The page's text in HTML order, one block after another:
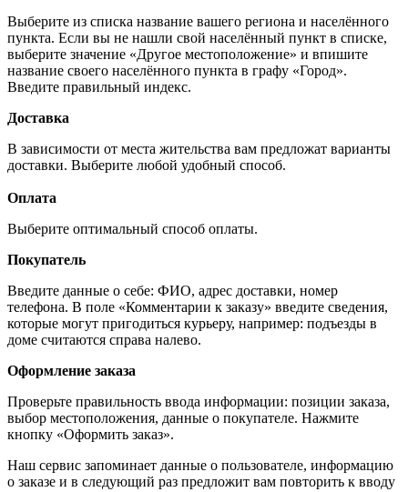
Выберите из списка название вашего региона и населённого
пункта. Если вы не нашли свой населённый пункт в списке,
выберите значение «Другое местоположение» и впишите
название своего населённого пункта в графу «Город».
Введите правильный индекс.
Доставка
В зависимости от места жительства вам предложат варианты
доставки. Выберите любой удобный способ.
Оплата
Выберите оптимальный способ оплаты.
Покупатель
Введите данные о себе: ФИО, адрес доставки, номер
телефона. В поле «Комментарии к заказу» введите сведения,
которые могут пригодиться курьеру, например: подъезды в
доме считаются справа налево.
Оформление заказа
Проверьте правильность ввода информации: позиции заказа,
выбор местоположения, данные о покупателе. Нажмите
кнопку «Оформить заказ».
Наш сервис запоминает данные о пользователе, информацию
о заказе и в следующий раз предложит вам повторить к вводу